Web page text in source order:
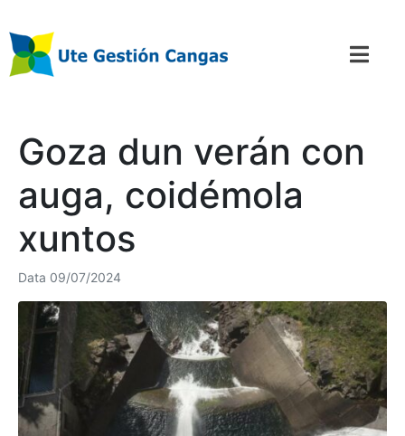
Goza dun verán con
auga, coidémola
xuntos
Data 09/07/2024